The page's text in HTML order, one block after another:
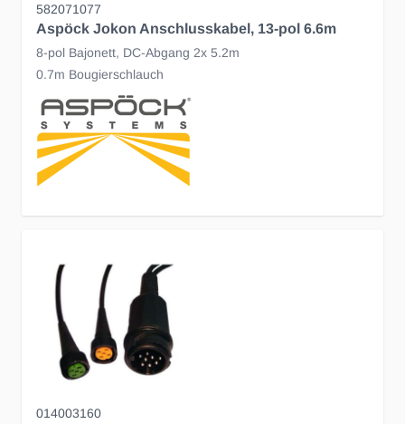
582071077
Aspöck Jokon Anschlusskabel, 13-pol 6.6m
8-pol Bajonett, DC-Abgang 2x 5.2m
0.7m Bougierschlauch
014003160